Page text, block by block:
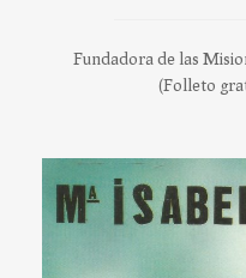
Fundadora de las
(Folleto